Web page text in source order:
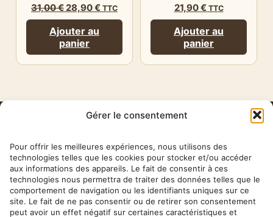
Gérer le consentement
Pour offrir les meilleures expériences, nous utilisons des
technologies telles que les cookies pour stocker et/ou accéder
aux informations des appareils. Le fait de consentir à ces
technologies nous permettra de traiter des données telles que le
comportement de navigation ou les identifiants uniques sur ce
site. Le fait de ne pas consentir ou de retirer son consentement
peut avoir un effet négatif sur certaines caractéristiques et
31,00€ Le
prix
initial
était :
31,00 €.
28,90€Le
prix
28,90 €.
TTC
Ajouter au
panier
21,90€ TTC
Ajouter au
panier
BARONA
✉ contact@herbabarona.com